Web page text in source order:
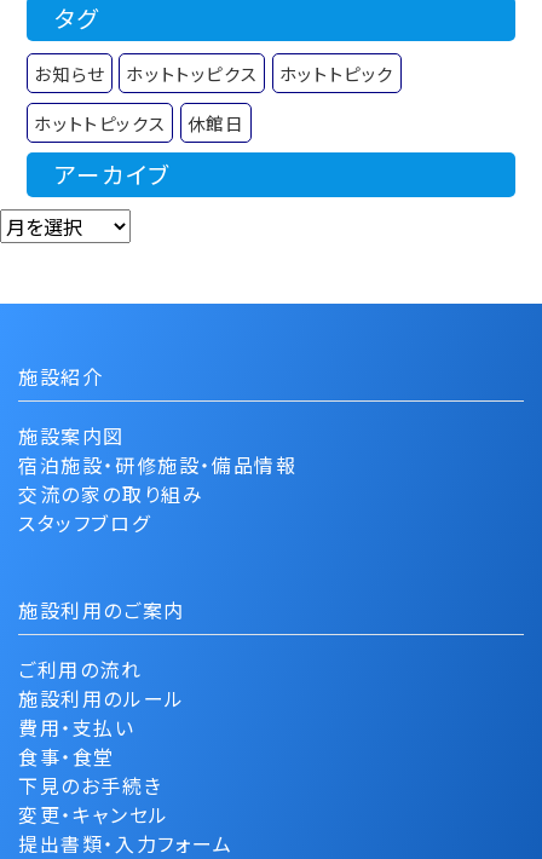
タグ
お知らせ ホットトッピクス
ホットトピック
ホットトピックス
休館日
アーカイブ
アーカイブ
施設紹介
施設案内図
宿泊施設・研修施設・備品情報
交流の家の取り組み
スタッフブログ
施設利用のご案内
ご利用の流れ
施設利用のルール
費用・支払い
食事・食堂
下見のお手続き
変更・キャンセル
提出書類・入力フォーム